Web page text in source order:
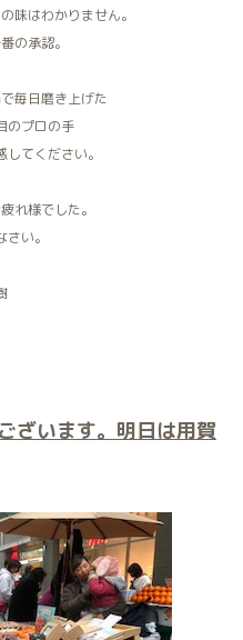
味はわかりません。
の承認。
毎日磨き上げた
のプロの手
てください。
れ様でした。
い。
ざいます。明日は用賀